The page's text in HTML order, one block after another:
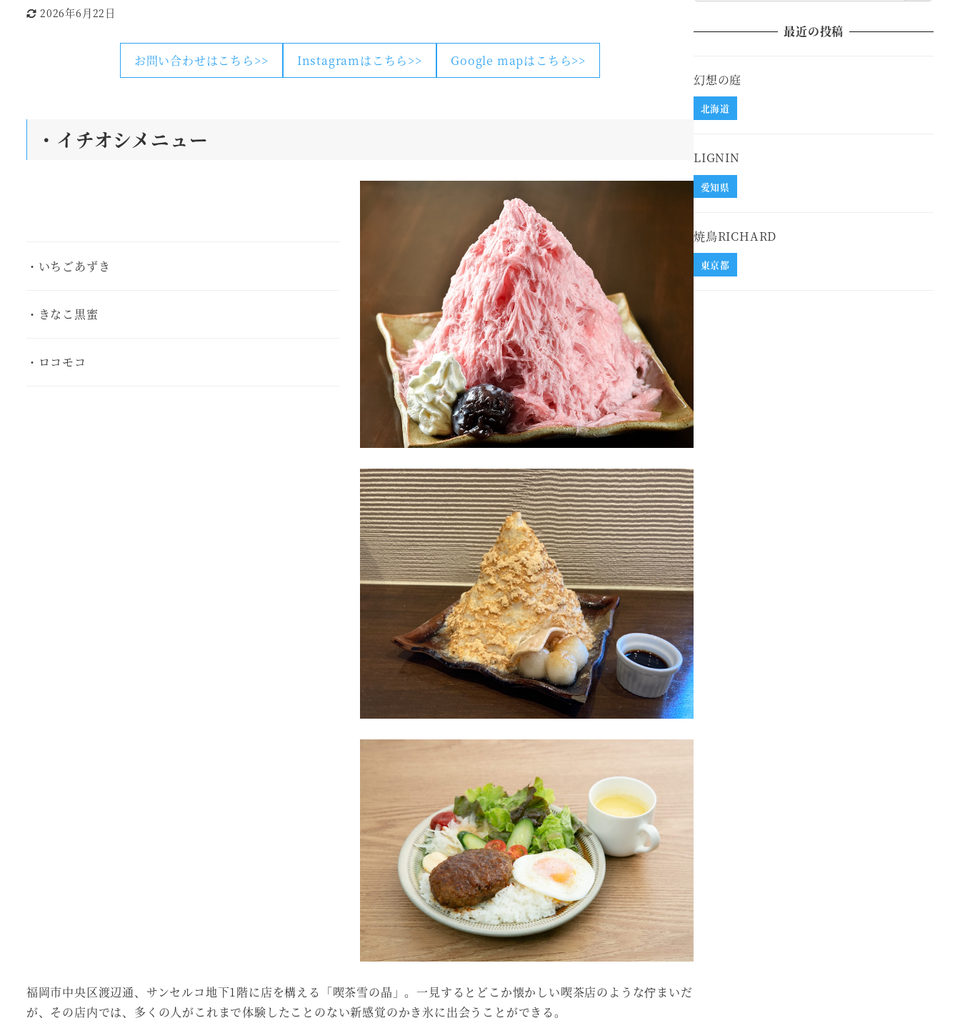
更新日
2026年6月22日
お問い合わせはこちら>> Instagramはこちら>> Google mapはこちら>>
・ イチオシメニュー
・いちごあずき
・きなこ黒蜜
・ロコモコ
福岡市中央区渡辺通、サンセルコ地下1階に店を構える「喫茶雪の晶」。一見するとどこか懐かしい喫茶店のような佇まいだ
が、その店内では、多くの人がこれまで体験したことのない新感覚のかき氷に出会うことができる。
最近の投稿
幻想の庭
北海道
LIGNIN
愛知県
焼鳥RICHARD
東京都